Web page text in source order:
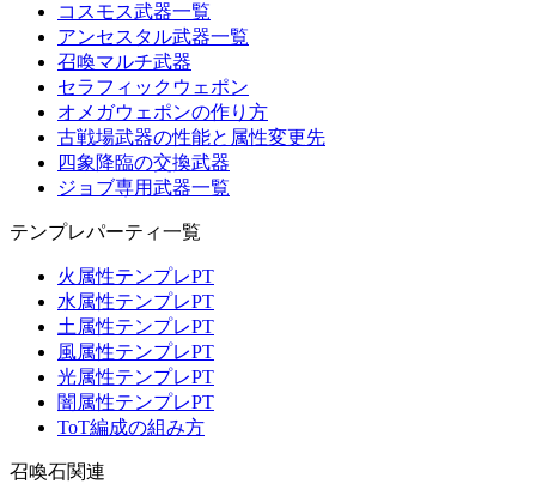
コスモス武器一覧
アンセスタル武器一覧
召喚マルチ武器
セラフィックウェポン
オメガウェポンの作り方
古戦場武器の性能と属性変更先
四象降臨の交換武器
ジョブ専用武器一覧
テンプレパーティ一覧
火属性テンプレPT
水属性テンプレPT
土属性テンプレPT
風属性テンプレPT
光属性テンプレPT
闇属性テンプレPT
ToT編成の組み方
召喚石関連